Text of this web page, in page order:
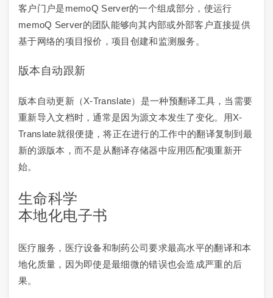
客户门户是memoQ Server的一个组成部分，使运行
memoQ Server的团队能够向其内部或外部客户直接提供
基于网络的项目报价，项目创建和监测服务。
版本自动跟新
版本自动更新（X-Translate）是一种预翻译工具，当需要
重新导入文档时，通常是因为源文本发生了变化。用X-
Translate就很便捷，将正在进行的工作中的翻译复制到最
新的源版本，而不是从翻译存储器中应用匹配项重新开
始。
生命科学
本地化电子书
医疗服务，医疗设备和制药公司要求最高水平的翻译和本
地化质量，因为即使是最细微的错误也会造成严重的后
果。